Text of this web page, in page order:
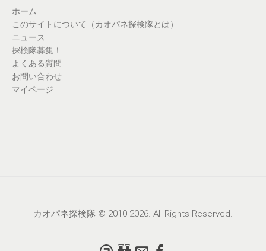
ホーム
このサイトについて（カオパネ探検隊とは）
ニュース
探検隊募集！
よくある質問
お問い合わせ
マイページ
カオパネ探検隊 © 2010-2026. All Rights Reserved.